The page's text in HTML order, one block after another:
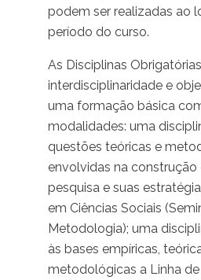
podem ser realizadas ao
período do curso.
As Disciplinas
interdisciplinaridade e
uma formação básica
modalidades: uma
questões teóricas e
envolvidas na
pesquisa e suas
em Ciências Sociais
Metodologia); uma
às bases empíricas,
metodológicas a Linha de